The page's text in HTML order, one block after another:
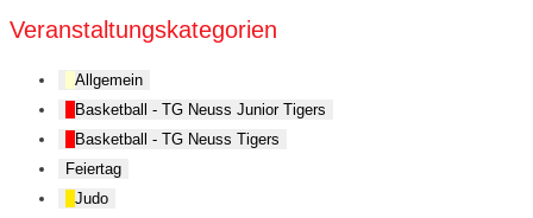
Veranstaltungskategorien
Allgemein
Basketball - TG Neuss Junior Tigers
Basketball - TG Neuss Tigers
Feiertag
Judo